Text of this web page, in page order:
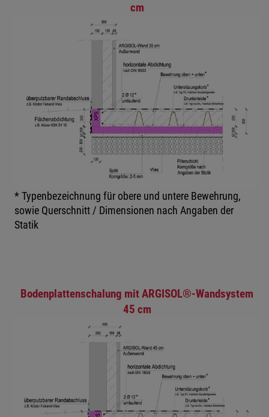
cm
* Typenbezeichnung für obere und untere Bewehrung,
sowie Querschnitt / Dimensionen nach Angaben der
Statik
Bodenplattenschalung mit ARGISOL®-Wandsystem
45 cm